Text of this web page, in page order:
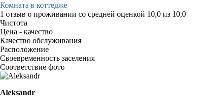
Комната в коттедже
1 отзыв о проживании со средней оценкой 10,0 из 10,0
Чистота
Цена - качество
Качество обслуживания
Расположение
Своевременность заселения
Соответствие фото
Aleksandr